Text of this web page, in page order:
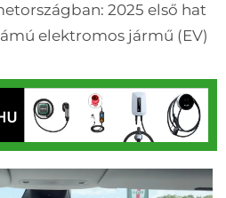
2025 első hat
elektromos jármű (EV)